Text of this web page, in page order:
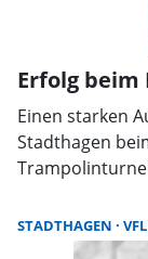
Erfolg beim
Einen starken
Stadthagen
nationalen
soliden 16.
STADTHAGEN